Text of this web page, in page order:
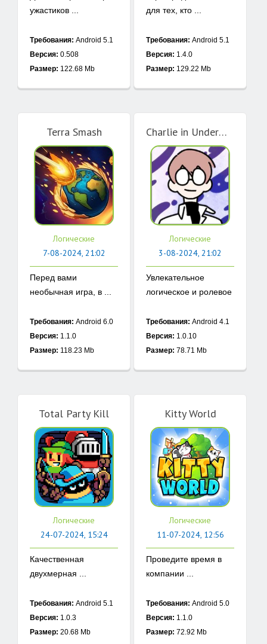
ужастиков ...
Требования: Android 5.1
Версия: 0.508
Размер: 122.68 Mb
для тех, кто ...
Требования: Android 5.1
Версия: 1.4.0
Размер: 129.22 Mb
Terra Smash
Логические
7-08-2024, 21:02
Перед вами
необычная игра, в ...
Требования: Android 6.0
Версия: 1.1.0
Размер: 118.23 Mb
Charlie in Underworld
Логические
3-08-2024, 21:02
Увлекательное
логическое и ролевое
Требования: Android 4.1
Версия: 1.0.10
Размер: 78.71 Mb
Total Party Kill
Логические
24-07-2024, 15:24
Качественная
двухмерная ...
Требования: Android 5.1
Версия: 1.0.3
Размер: 20.68 Mb
Kitty World
Логические
11-07-2024, 12:56
Проведите время в
компании ...
Требования: Android 5.0
Версия: 1.1.0
Размер: 72.92 Mb